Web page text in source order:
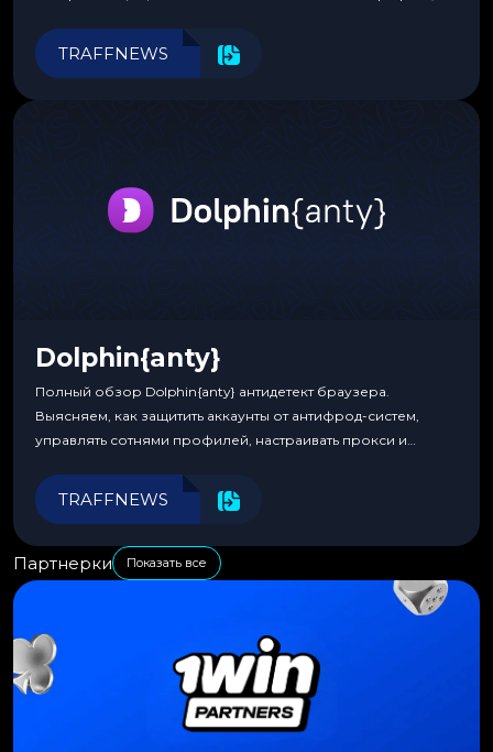
программирования.
TRAFFNEWS
Dolphin{anty}
Полный обзор Dolphin{anty} антидетект браузера.
Выясняем, как защитить аккаунты от антифрод-систем,
управлять сотнями профилей, настраивать прокси и
эффективности.
TRAFFNEWS
Партнерки Показать все